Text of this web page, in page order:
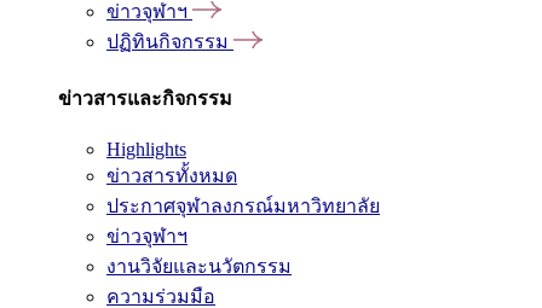
ข่าวจุฬาฯ
ปฏิทินกิจกรรม
ข่าวสารและกิจกรรม
Highlights
ข่าวสารทั้งหมด
ประกาศจุฬาลงกรณ์มหาวิทยาลัย
ข่าวจุฬาฯ
งานวิจัยและนวัตกรรม
ความร่วมมือ